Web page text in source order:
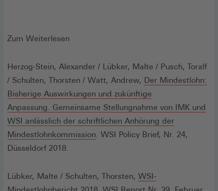
Zum Weiterlesen
Herzog-Stein, Alexander / Lübker, Malte / Pusch, Toralf
/ Schulten, Thorsten / Watt, Andrew, Der Mindestlohn:
Bisherige Auswirkungen und zukünftige
Anpassung. Gemeinsame Stellungnahme von IMK und
WSI anlässlich der schriftlichen Anhörung der
Mindestlohnkommission (Öffnet
neuen
Fenster)
. WSI Policy Brief, Nr. 24,
Düsseldorf 2018.
Lübker, Malte / Schulten, Thorsten, WSI-
(Öffnet